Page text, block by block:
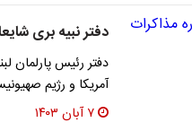
دفتر نبیه بری
دفتر رئیس پارلمان
آمریکا و رژیم
۷ آبان ۱۴۰۳